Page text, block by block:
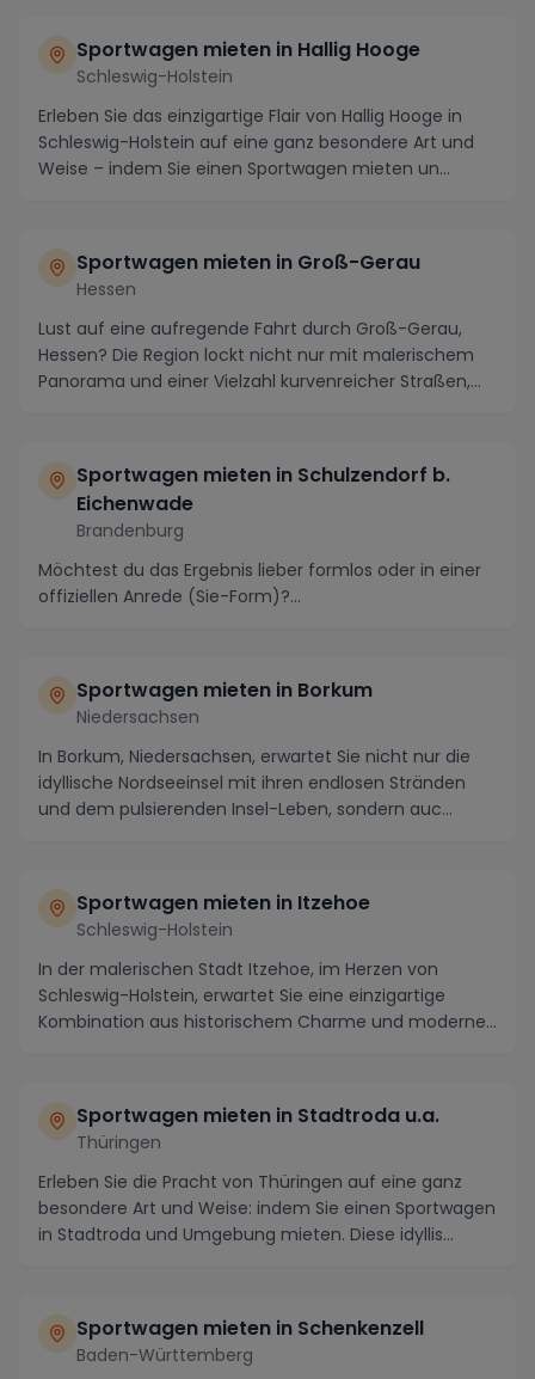
Sportwagen mieten in Hallig Hooge
Schleswig-Holstein
Erleben Sie das einzigartige Flair von Hallig Hooge in
Schleswig-Holstein auf eine ganz besondere Art und
Weise – indem Sie einen Sportwagen mieten un...
Sportwagen mieten in Groß-Gerau
Hessen
Lust auf eine aufregende Fahrt durch Groß-Gerau,
Hessen? Die Region lockt nicht nur mit malerischem
Panorama und einer Vielzahl kurvenreicher Straßen,...
Sportwagen mieten in Schulzendorf b.
Eichenwade
Brandenburg
Möchtest du das Ergebnis lieber formlos oder in einer
offiziellen Anrede (Sie-Form)?...
Sportwagen mieten in Borkum
Niedersachsen
In Borkum, Niedersachsen, erwartet Sie nicht nur die
idyllische Nordseeinsel mit ihren endlosen Stränden
und dem pulsierenden Insel-Leben, sondern auc...
Sportwagen mieten in Itzehoe
Schleswig-Holstein
In der malerischen Stadt Itzehoe, im Herzen von
Schleswig-Holstein, erwartet Sie eine einzigartige
Kombination aus historischem Charme und moderner
Sportwagen mieten in Stadtroda u.a.
Thüringen
Erleben Sie die Pracht von Thüringen auf eine ganz
besondere Art und Weise: indem Sie einen Sportwagen
in Stadtroda und Umgebung mieten. Diese idyllis...
Sportwagen mieten in Schenkenzell
Baden-Württemberg